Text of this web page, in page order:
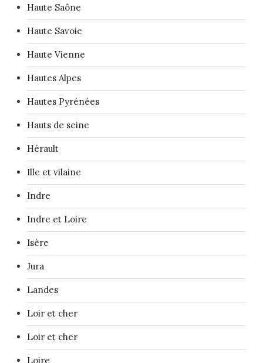
Haute Saône
Haute Savoie
Haute Vienne
Hautes Alpes
Hautes Pyrénées
Hauts de seine
Hérault
Ille et vilaine
Indre
Indre et Loire
Isère
Jura
Landes
Loir et cher
Loir et cher
Loire